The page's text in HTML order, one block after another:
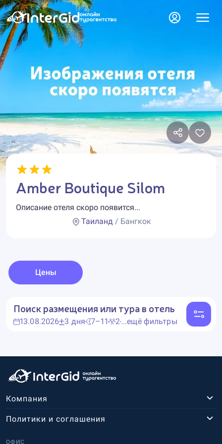
Amber Boutique Silom
Описание отеля скоро появится...
Таиланд / Бангкок
Цены
Поиск размещения или тура в отель
13.08.2026 3 дня 7–11 2...ещё фильтры
Компания
ОФИС
Политики и соглашения